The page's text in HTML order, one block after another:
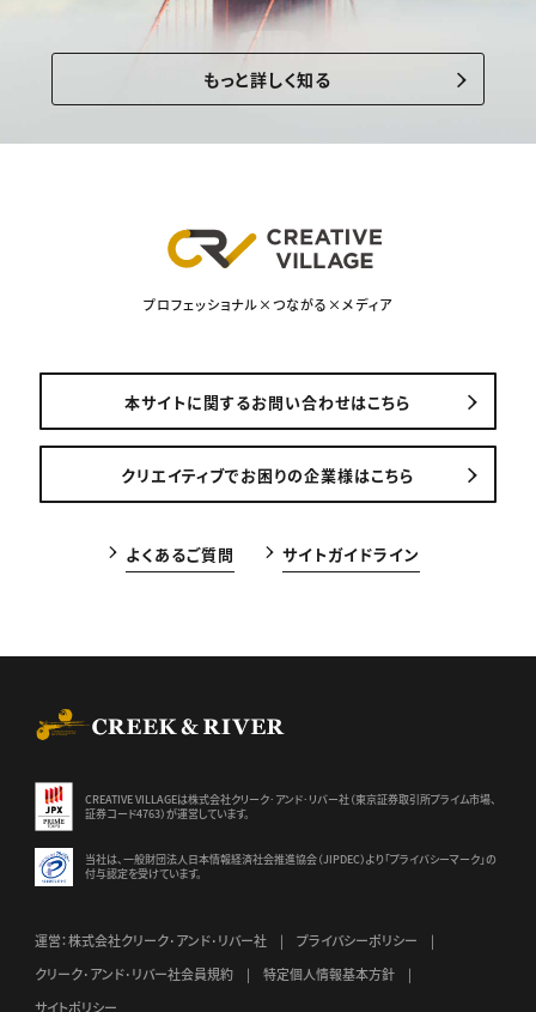
もっと詳しく知る
プロフェッショナル×つながる×メディア
本サイトに関するお問い合わせはこちら
クリエイティブでお困りの企業様はこちら
よくあるご質問 サイトガイドライン
CREATIVE VILLAGEは株式会社クリーク･アンド･リバー社（東京証券取引所プライム市場、
証券コード4763）が運営しています。
当社は、一般財団法人日本情報経済社会推進協会（JIPDEC）より 「プライバシーマーク」の
付与認定を受けています。
運営：株式会社クリーク･アンド･リバー社
プライバシーポリシー
クリーク･アンド･リバー社会員規約
特定個人情報基本方針
サイトポリシー